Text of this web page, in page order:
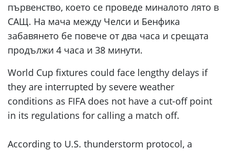
първенство, което се проведе миналото лято в
САЩ. На мача между Челси и Бенфика
забавянето бе повече от два часа и срещата
продължи 4 часа и 38 минути.
World Cup fixtures could face lengthy delays if
they are interrupted by severe weather
conditions as FIFA does not have a cut-off point
in its regulations for calling a match off.
According to U.S. thunderstorm protocol, a